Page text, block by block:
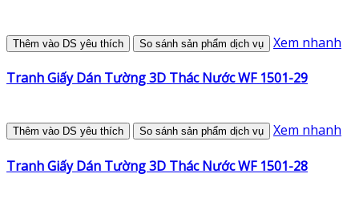
Thêm vào DS yêu thích So sánh sản phẩm dịch vụ Xem nhanh
Tranh Giấy Dán Tường 3D Thác Nước WF 1501-29
Thêm vào DS yêu thích So sánh sản phẩm dịch vụ Xem nhanh
Tranh Giấy Dán Tường 3D Thác Nước WF 1501-28